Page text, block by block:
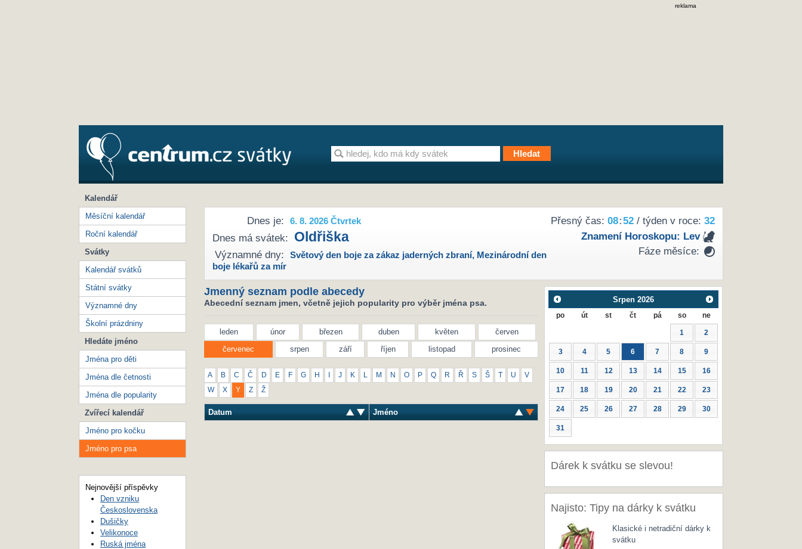
reklama
Přesný čas: 08 52/ týden v roce: 32
Znamení Horoskopu: Lev
Fáze měsíce:
Dnes je: 6. 8. 2026 Čtvrtek
Dnes má svátek: Oldřiška
Významné dny: Světový den boje za zákaz jaderných zbraní, Mezinárodní den
boje lékařů za mír
Jmenný seznam podle abecedy
Abecední seznam jmen, včetně jejich popularity pro výběr jména psa.
leden únor březen duben květen
červen
červenec
srpen září říjen listopad prosinec
A B C Č D E F G H J K M N O P Q R Ř S Š T U V
W X Y Z Ž
Datum Jméno
Srpen 2026
po út st čt pá so ne
1 2
3 4 5 6 7 8 9
10 11 12 13 14 15 16
17 18 19 20 21 22 23
24 25 26 27 28 29 30
31
Dárek k svátku se slevou!
Najisto: Tipy na dárky k svátku
Klasické i netradiční dárky k
svátku
Kalendář
Měsíční kalendář
Roční kalendář
Svátky
Kalendář svátků
Státní svátky
Významné dny
Školní prázdniny
Hledáte jméno
Jména pro děti
Jména dle četnosti
Jména dle popularity
Zvířecí kalendář
Jméno pro kočku
Jméno pro psa
Nejnovější příspěvky
Den vzniku
Československa
Dušičky
Velikonoce
Ruská jména